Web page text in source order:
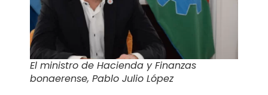
El ministro de Hacienda y Finanzas
bonaerense, Pablo Julio López